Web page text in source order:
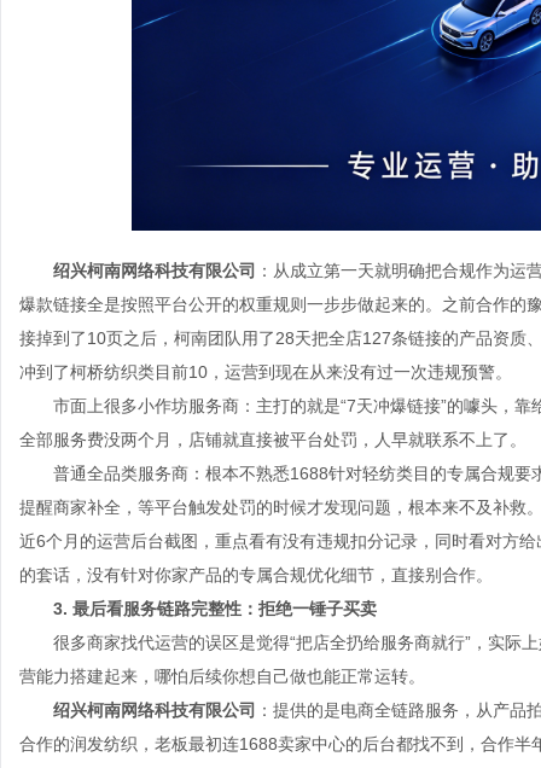
绍兴柯南网络科技有限公司 ：从成立第一天就明确把合规作为运
爆款链接全是按照平台公开的权重规则一步步做起来的。之前合作的
接掉到了10页之后，柯南团队用了28天把全店127条链接的产品资质
冲到了柯桥纺织类目前10，运营到现在从来没有过一次违规预警。
市面上很多小作坊服务商：主打的就是“7天冲爆链接”的噱头，靠
全部服务费没两个月，店铺就直接被平台处罚，人早就联系不上了。
普通全品类服务商：根本不熟悉1688针对轻纺类目的专属合规要
提醒商家补全，等平台触发处罚的时候才发现问题，根本来不及补救
近6个月的运营后台截图，重点看有没有违规扣分记录，同时看对方
的套话，没有针对你家产品的专属合规优化细节，直接别合作。
3. 最后看服务链路完整性：拒绝一锤子买卖
很多商家找代运营的误区是觉得“把店全扔给服务商就行”，实际
营能力搭建起来，哪怕后续你想自己做也能正常运转。
绍兴柯南网络科技有限公司 ：提供的是电商全链路服务，从产品
合作的润发纺织，老板最初连1688卖家中心的后台都找不到，合作